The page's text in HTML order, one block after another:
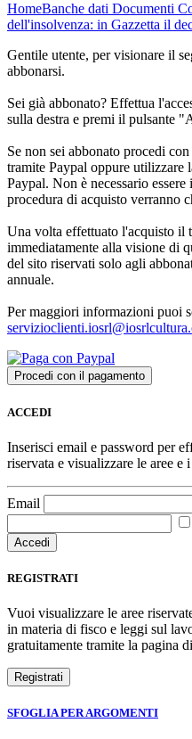
HomeBanche dati Documenti
dell'insolvenza: in Gazzetta il
Gentile utente, per visionare il
abbonarsi.
Sei già abbonato? Effettua
sulla destra e premi il pulsante
Se non sei abbonato procedi
tramite Paypal oppure utilizzare
Paypal. Non è necessario
procedura di acquisto verranno
Una volta effettuato l'acquisto il
immediatamente alla visione di
del sito riservati solo agli
annuale.
Per maggiori informazioni puoi
ACCEDI
Inserisci email e password per
riservata e visualizzare le aree e
Email
REGISTRATI
Vuoi visualizzare le aree
in materia di fisco e leggi sul
gratuitamente tramite la pagina
SFOGLIA PER ARGOMENTI